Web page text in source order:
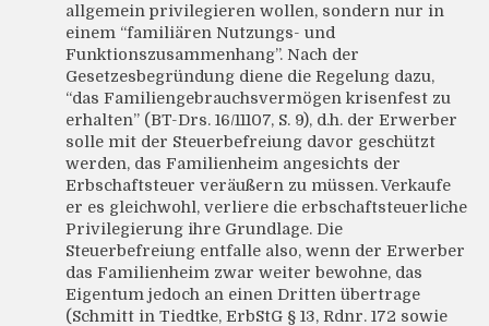
allgemein privilegieren wollen, sondern nur in
einem “familiären Nutzungs- und
Funktionszusammenhang”. Nach der
Gesetzesbegründung diene die Regelung dazu,
“das Familiengebrauchsvermögen krisenfest zu
erhalten” (BT-Drs. 16/11107, S. 9), d.h. der Erwerber
solle mit der Steuerbefreiung davor geschützt
werden, das Familienheim angesichts der
Erbschaftsteuer veräußern zu müssen. Verkaufe
er es gleichwohl, verliere die erbschaftsteuerliche
Privilegierung ihre Grundlage. Die
Steuerbefreiung entfalle also, wenn der Erwerber
das Familienheim zwar weiter bewohne, das
Eigentum jedoch an einen Dritten übertrage
(Schmitt in Tiedtke, ErbStG § 13, Rdnr. 172 sowie